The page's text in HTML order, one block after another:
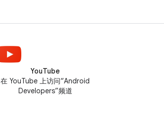
YouTube
在 YouTube 上访问“Android
Developers”频道